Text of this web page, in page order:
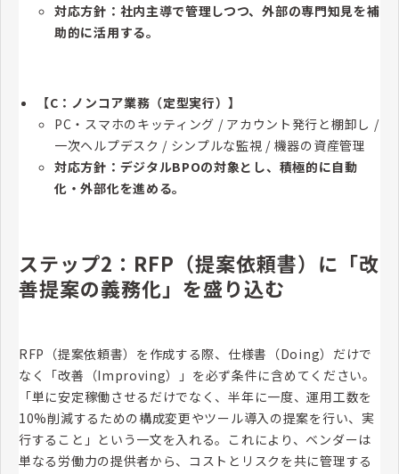
対応方針：社内主導で管理しつつ、外部の専門知見を補
助的に活用する。
【C：ノンコア業務（定型実行）】
PC・スマホのキッティング / アカウント発行と棚卸し /
一次ヘルプデスク / シンプルな監視 / 機器の資産管理
対応方針：デジタルBPOの対象とし、積極的に自動
化・外部化を進める。
ステップ2：RFP（提案依頼書）に「改
善提案の義務化」を盛り込む
RFP（提案依頼書）を作成する際、仕様書（Doing）だけで
なく「改善（Improving）」を必ず条件に含めてください。
「単に安定稼働させるだけでなく、半年に一度、運用工数を
10%削減するための構成変更やツール導入の提案を行い、実
行すること」という一文を入れる。これにより、ベンダーは
単なる労働力の提供者から、コストとリスクを共に管理する